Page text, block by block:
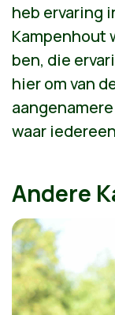
heb ervaring
Kampenhout
ben, die
hier om van
waar
Andere